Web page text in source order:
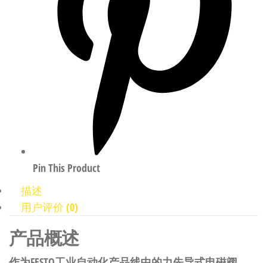
Pin This Product
描述
用户评价 (0)
产品概述